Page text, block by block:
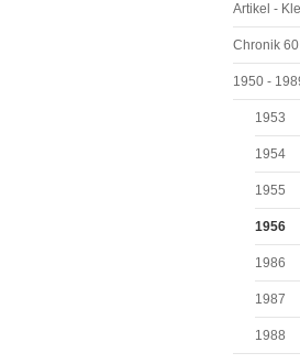
Artikel -
Chronik
1950 -
1953
1954
1955
1956
1986
1987
1988